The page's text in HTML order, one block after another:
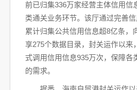
前已归集336万家经营主体信用信
类通关业务环节。该厅通过完善信
累计归集公共信用信息超8亿条，
享275个数据目录，封关运作以来
式调用信用信息935万次，保障各
的需求。